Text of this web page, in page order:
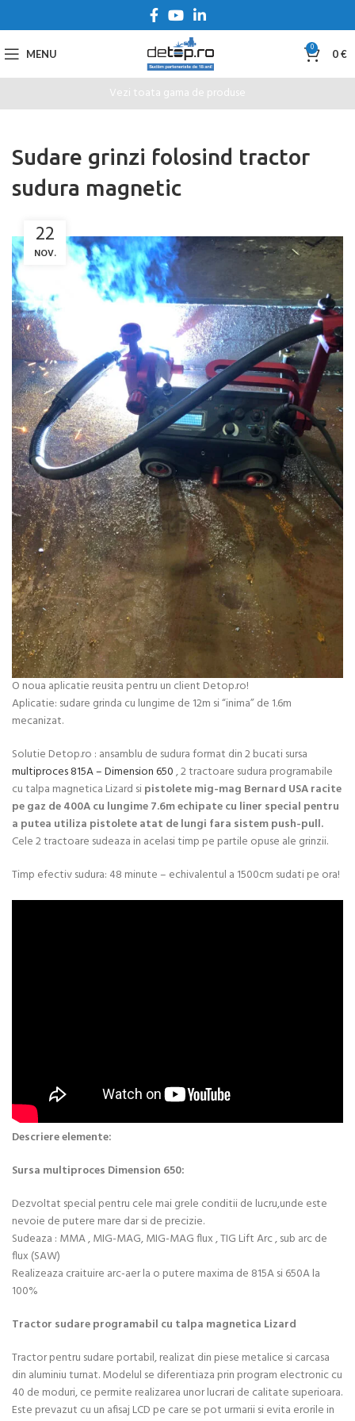
MENU 0 0€
Vezi toata gama de produse
Sudare grinzi folosind tractor
sudura magnetic
22
NOV.
O noua aplicatie reusita pentru un client Detop.ro!
Aplicatie: sudare grinda cu lungime de 12m si “inima” de 1.6m
mecanizat.
Solutie Detop.ro : ansamblu de sudura format din 2 bucati sursa
multiproces 815A – Dimension 650, 2 tractoare sudura programabile
cu talpa magnetica Lizard sipistolete mig-mag Bernard USA racite
pe gaz de 400A cu lungime 7.6m echipate cu liner special pentru
a putea utiliza pistolete atat de lungi fara sistem push-pull.
Cele 2 tractoare sudeaza in acelasi timp pe partile opuse ale grinzii.
Timp efectiv sudura: 48 minute – echivalentul a 1500cm sudati pe ora!
Descriere elemente:
Sursa multiproces Dimension 650:
Dezvoltat special pentru cele mai grele conditii de lucru,unde este
nevoie de putere mare dar si de precizie.
Sudeaza : MMA , MIG-MAG, MIG-MAG flux , TIG Lift Arc , sub arc de
flux (SAW)
Realizeaza craituire arc-aer la o putere maxima de 815A si 650A la
100%
Tractor sudare programabil cu talpa magnetica Lizard
Tractor pentru sudare portabil, realizat din piese metalice si carcasa
din aluminiu turnat. Modelul se diferentiaza prin program electronic cu
40 de moduri, ce permite realizarea unor lucrari de calitate superioara.
Este prevazut cu un afisaj LCD pe care se pot urmarii si evita erorile in